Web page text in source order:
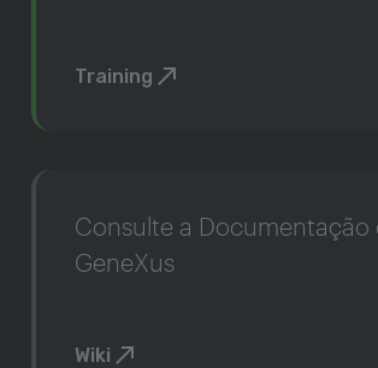
Training
Consulte a Documentação
GeneXus
Wiki